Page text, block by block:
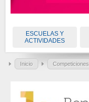
ESCUELAS Y
ACTIVIDADES
Inicio Competiciones